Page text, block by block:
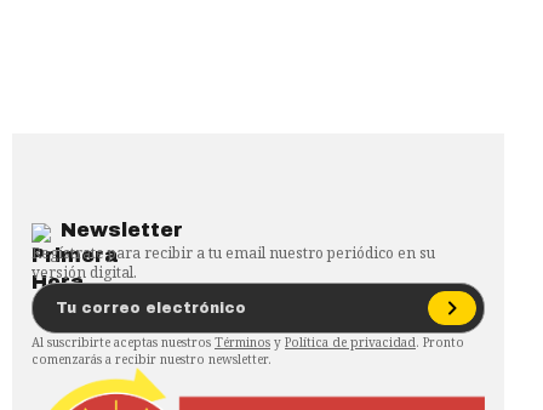
Newsletter
Regístrate para recibir a tu email nuestro periódico en su
versión digital.
Al suscribirte aceptas nuestros Términos y Política de privacidad. Pronto
comenzarás a recibir nuestro newsletter.